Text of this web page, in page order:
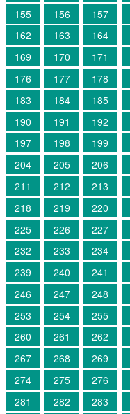
155
156 157
162
163 164
169
170 171
176
177 178
183
184 185
190
191 192
197
198 199
204
205 206
211
212 213
218
219 220
225
226 227
232
233 234
239
240 241
246
247 248
253
254 255
260
261 262
267
268 269
274
275 276
281
282 283